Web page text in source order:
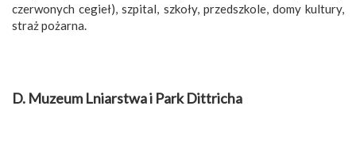
czerwonych cegieł), szpital, szkoły, przedszkole, domy kultury,
straż pożarna.
D. Muzeum Lniarstwa i Park Dittricha